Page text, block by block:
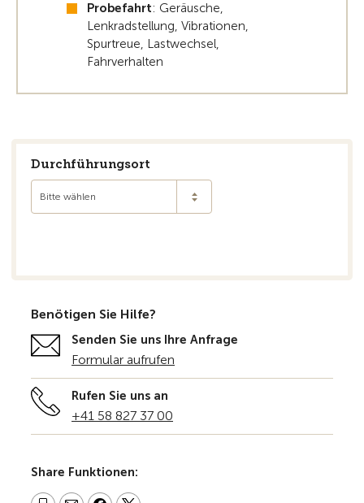
Probefahrt: Geräusche,
Lenkradstellung, Vibrationen,
Spurtreue, Lastwechsel,
Fahrverhalten
Durchführungsort
Bitte wählen
Benötigen Sie Hilfe?
Senden Sie uns Ihre Anfrage
Formular aufrufen
Rufen Sie uns an
+41 58 827 37 00
Share Funktionen: